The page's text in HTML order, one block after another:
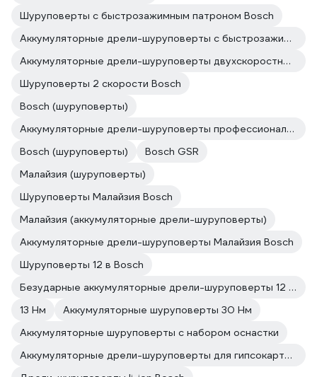
Шуруповерты с быстрозажимным патроном Bosch
Аккумуляторные дрели-шуруповерты с быстрозажимным патроном Bosch
Аккумуляторные дрели-шуруповерты двухскоростные Bosch
Шуруповерты 2 скорости Bosch
Bosch (шуруповерты)
Аккумуляторные дрели-шуруповерты профессиональные Bosch
Bosch (шуруповерты)
Bosch GSR
Малайзия (шуруповерты)
Шуруповерты Малайзия Bosch
Малайзия (аккумуляторные дрели-шуруповерты)
Аккумуляторные дрели-шуруповерты Малайзия Bosch
Шуруповерты 12 в Bosch
Безударные аккумуляторные дрели-шуруповерты 12 в Bosch
13 Нм
Аккумуляторные шуруповерты 30 Нм
Аккумуляторные шуруповерты с набором оснастки
Аккумуляторные дрели-шуруповерты для гипсокартона Bosch